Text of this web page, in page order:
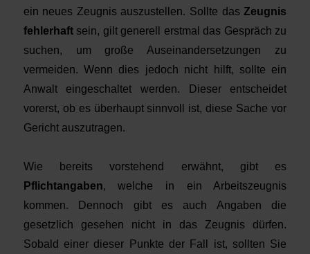
ein neues Zeugnis auszustellen. Sollte dasZeugnis
fehlerhaftsein, gilt generell erstmal das Gespräch zu
suchen, um große Auseinandersetzungen zu
vermeiden. Wenn dies jedoch nicht hilft, sollte ein
Anwalt eingeschaltet werden. Dieser entscheidet
vorerst, ob es überhaupt sinnvoll ist, diese Sache vor
Gericht auszutragen.
Wie bereits vorstehend erwähnt, gibt es
Pflichtangaben, welche in ein Arbeitszeugnis
kommen. Dennoch gibt es auch Angaben die
gesetzlich gesehen nicht in das Zeugnis dürfen.
Sobald einer dieser Punkte der Fall ist, sollten Sie